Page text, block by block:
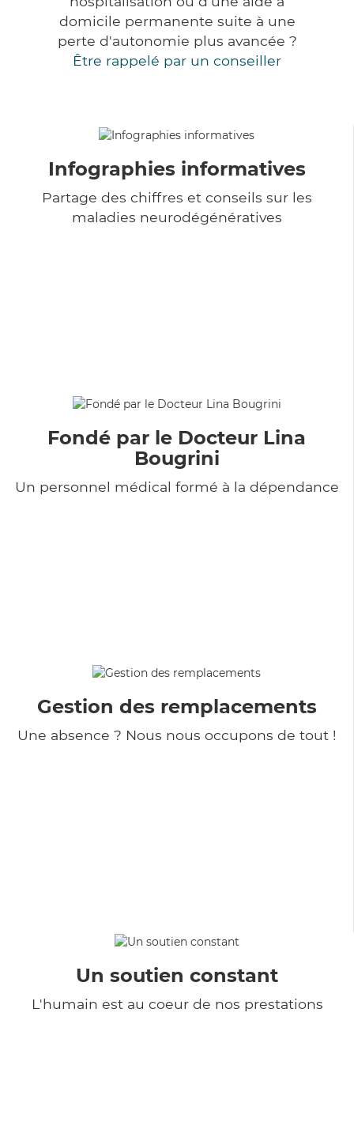
domicile permanente suite à une
perte d'autonomie plus avancée ?
Être rappelé par un conseiller
Infographies informatives
Partage des chiffres et conseils sur les
maladies neurodégénératives
Fondé par le Docteur Lina
Bougrini
Un personnel médical formé à la dépendance
Gestion des remplacements
Une absence ? Nous nous occupons de tout !
Un soutien constant
L'humain est au coeur de nos prestations